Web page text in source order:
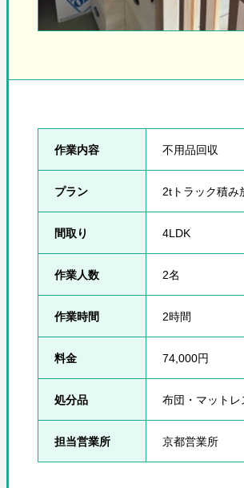
作業内容 不用品回収
プラン 2tトラック積み
間取り 4LDK
作業人数 2名
作業時間 2時間
料金 74,000円
処分品 布団・マット
担当営業所 京都営業所